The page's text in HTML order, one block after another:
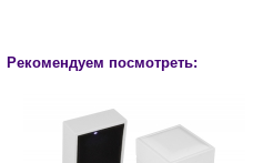
Рекомендуем посмотреть: